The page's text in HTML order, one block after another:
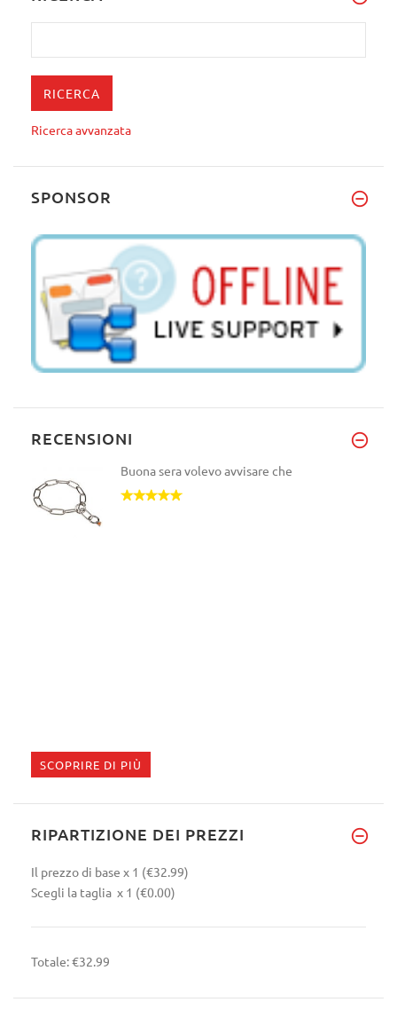
Ricerca avvanzata
SPONSOR
RECENSIONI
Buona sera volevo avvisare che
SCOPRIRE DI PIÙ
RIPARTIZIONE DEI PREZZI
Il prezzo di base x 1 (€32.99)
Scegli la taglia x 1 (€0.00)
Totale:€32.99